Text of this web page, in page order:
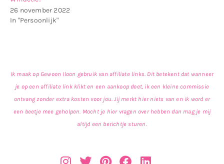
26 november 2022
In "Persoonlijk"
Ik maak op Gewoon Iloon gebruik van affiliate links. Dit betekent dat wanneer
je op een affiliate link klikt en een aankoop doet, ik een kleine commissie
ontvang zonder extra kosten voor jou. Jij merkt hier niets van en ik word er
een beetje mee geholpen. Mocht je hier vragen over hebben dan mag je mij
altijd een berichtje sturen.